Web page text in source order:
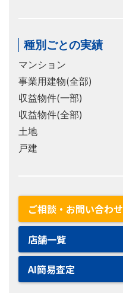
種別ごとの実績
マンション
事業用建物(全部)
収益物件(一部)
収益物件(全部)
土地
戸建
ご相談・お問い合わせ
店舗一覧
AI簡易査定